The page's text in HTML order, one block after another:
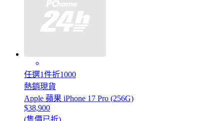
任選1件折1000
熱銷現貨
Apple 蘋果 iPhone 17 Pro (256G)
$38,900
(售價已折)